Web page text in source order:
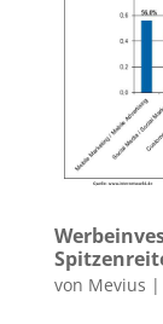
von Mevius |